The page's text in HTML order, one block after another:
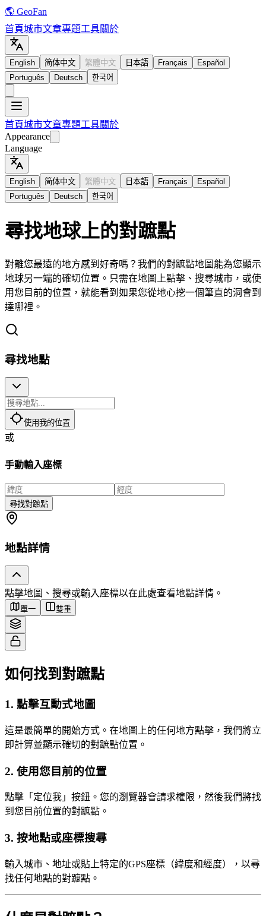
🌎 GeoFan
首頁城市文章專題工具關於
English 简体中文 繁體中文 日本語 Français
Español
Português
Deutsch 한국어
首頁城市文章專題工具關於
Appearance
Language
English 简体中文 繁體中文 日本語 Français
Español
Português
Deutsch 한국어
尋找地球上的對蹠點
對離您最遠的地方感到好奇嗎？我們的對蹠點地圖能為您顯示
地球另一端的確切位置。只需在地圖上點擊、搜尋城市，或使
用您目前的位置，就能看到如果您從地心挖一個筆直的洞會到
達哪裡。
尋找地點
使用我的位置
或
手動輸入座標
尋找對蹠點
地點詳情
點擊地圖、搜尋或輸入座標以在此處查看地點詳情。
Tiles © Esri — Source: Esri, i-cubed, USDA, USGS, AEX, GeoEye,
Getmapping, Aerogrid, IGN, IGP, UPR-EGP, and the GIS User Community
單一 雙重
如何找到對蹠點
1. 點擊互動式地圖
這是最簡單的開始方式。在地圖上的任何地方點擊，我們將立
即計算並顯示確切的對蹠點位置。
2. 使用您目前的位置
點擊「定位我」按鈕。您的瀏覽器會請求權限，然後我們將找
到您目前位置的對蹠點。
3. 按地點或座標搜尋
輸入城市、地址或貼上特定的GPS座標（緯度和經度），以尋
找任何地點的對蹠點。